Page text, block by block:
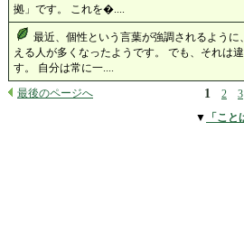
拠」です。 これを�....
最近、個性という言葉が強調されるよう
える人が多くなったようです。 でも、それは
す。 自分は常に一....
最後のページへ 1 2 3
▼ 「こ